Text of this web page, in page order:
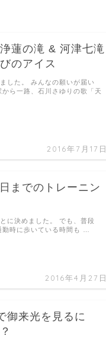
蓮の滝 & 河津七滝
のアイス
2016年7月17日
した。 みんなの願いが届い
ら一路、石川さゆりの歌「天
までのトレーニン
2016年4月27日
に決めました。 でも、普段
時に歩いている時間も …
御来光を見るに